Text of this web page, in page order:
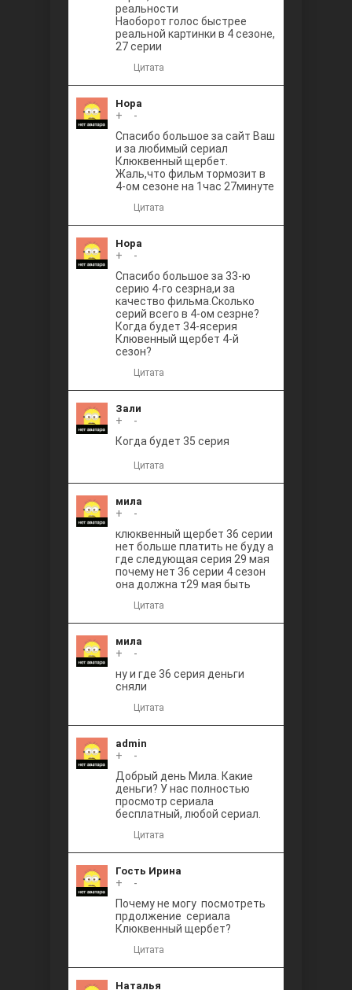
реальности
Наоборот голос быстрее
реальной картинки в 4 сезоне,
27 серии
Цитата
Нора
+
-
Спасибо большое за сайт Ваш
и за любимый сериал
Клюквенный щербет.
Жаль,что фильм тормозит в
4-ом сезоне на 1час 27минуте
Цитата
Нора
+
-
Спасибо большое за 33-ю
серию 4-го сезрна,и за
качество фильма.Сколько
серий всего в 4-ом сезрне?
Когда будет 34-ясерия
Клювенный щербет 4-й
сезон?
Цитата
Зали
+
-
Когда будет 35 серия
Цитата
мила
+
-
клюквенный щербет 36 серии
нет больше платить не буду а
где следующая серия 29 мая
почему нет 36 серии 4 сезон
она должна т29 мая быть
Цитата
мила
+
-
ну и где 36 серия деньги
сняли
Цитата
admin
+
-
Добрый день Мила. Какие
деньги? У нас полностью
просмотр сериала
бесплатный, любой сериал.
Цитата
Гость Ирина
+
-
Почему не могу посмотреть
прдолжение сериала
Клюквенный щербет?
Цитата
Наталья